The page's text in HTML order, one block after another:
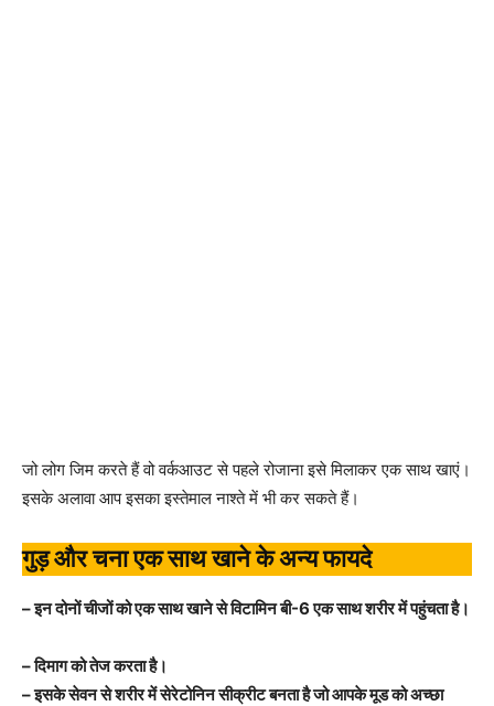
जो लोग जिम करते हैं वो वर्कआउट से पहले रोजाना इसे मिलाकर एक साथ खाएं।
इसके अलावा आप इसका इस्तेमाल नाश्ते में भी कर सकते हैं।
गुड़ और चना एक साथ खाने के अन्य फायदे
– इन दोनों चीजों को एक साथ खाने से विटामिन बी-6 एक साथ शरीर में पहुंचता है।
– दिमाग को तेज करता है।
– इसके सेवन से शरीर में सेरेटोनिन सीक्रीट बनता है जो आपके मूड को अच्छा